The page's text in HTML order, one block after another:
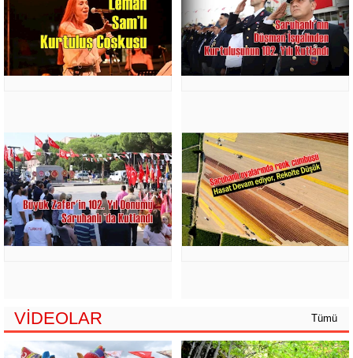
VİDEOLAR Tümü